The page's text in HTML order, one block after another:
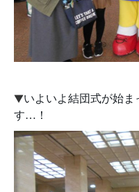
▼いよいよ結団式が始ま
す…！